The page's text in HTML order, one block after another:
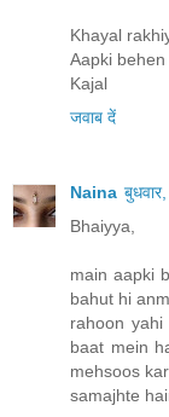
Khayal
Aapki behen
Kajal
जवाब दें
Naina
Bhaiyya,
main aapki
bahut hi
rahoon
baat mein
mehsoos
samajhte